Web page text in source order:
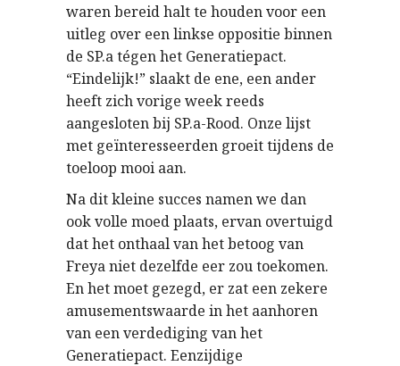
waren bereid halt te houden voor een
uitleg over een linkse oppositie binnen
de SP.a tégen het Generatiepact.
“Eindelijk!” slaakt de ene, een ander
heeft zich vorige week reeds
aangesloten bij SP.a-Rood. Onze lijst
met geïnteresseerden groeit tijdens de
toeloop mooi aan.
Na dit kleine succes namen we dan
ook volle moed plaats, ervan overtuigd
dat het onthaal van het betoog van
Freya niet dezelfde eer zou toekomen.
En het moet gezegd, er zat een zekere
amusementswaarde in het aanhoren
van een verdediging van het
Generatiepact. Eenzijdige